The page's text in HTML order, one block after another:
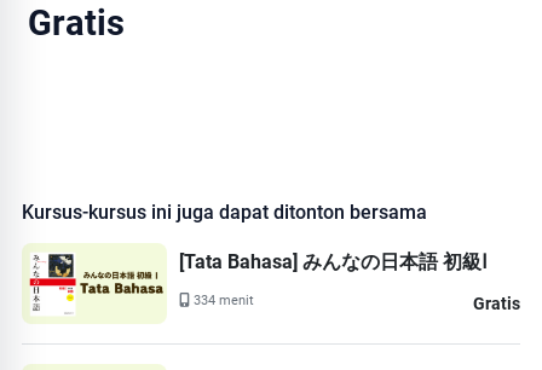
Gratis
Kursus-kursus ini juga dapat ditonton bersama
[Tata Bahasa] みんなの日本語 初級Ⅰ
334 menit Gratis